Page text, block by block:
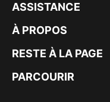
ASSISTANCE
À PROPOS
RESTE À LA PAGE
PARCOURIR